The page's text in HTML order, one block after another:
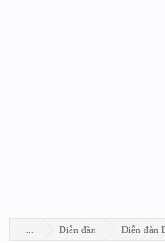
Diễn đàn Diễn đàn